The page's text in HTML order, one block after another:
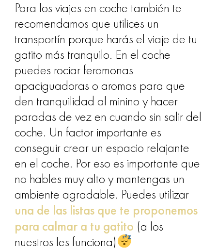
Para los viajes en coche también te
recomendamos que utilices un
transportín porque harás el viaje de tu
gatito más tranquilo. En el coche
puedes rociar feromonas
apaciguadoras o aromas para que
den tranquilidad al minino y hacer
paradas de vez en cuando sin salir del
coche. Un factor importante es
conseguir crear un espacio relajante
en el coche. Por eso es importante que
no hables muy alto y mantengas un
ambiente agradable. Puedes utilizar
una de las listas que te proponemos
para calmar a tu gatito (a los
nuestros les funciona)